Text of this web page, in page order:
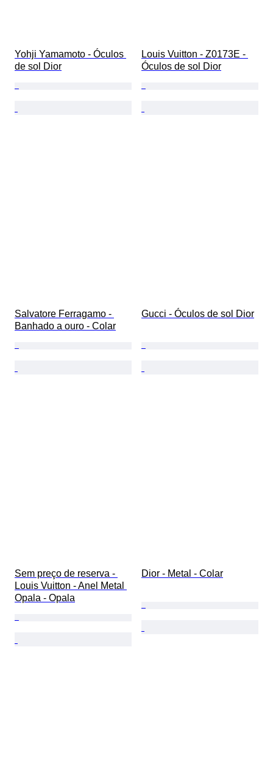
Yohji Yamamoto - Óculos
de sol Dior
Louis Vuitton - Z0173E -
Óculos de sol Dior
Salvatore Ferragamo -
Banhado a ouro - Colar
Gucci - Óculos de sol Dior
Sem preço de reserva -
Louis Vuitton - Anel Metal
Opala - Opala
Dior - Metal - Colar